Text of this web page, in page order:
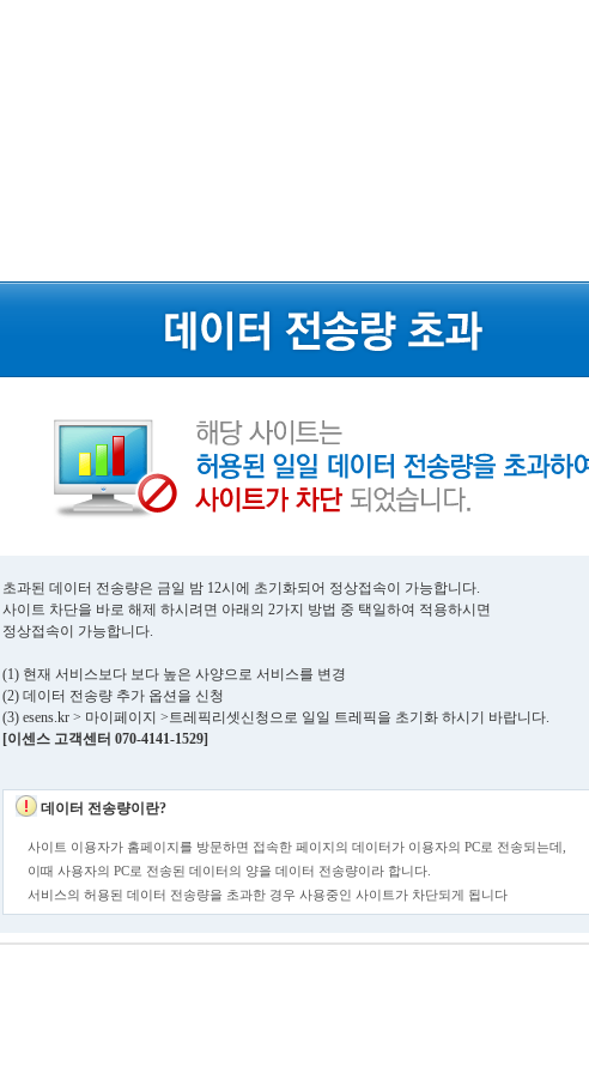
초과된 데이터 전송량은 금일 밤 12시에 초기화되어 정상접속이 가능합니다.
사이트 차단을 바로 해제 하시려면 아래의 2가지 방법 중 택일하여 적용하시면
정상접속이 가능합니다.
(1) 현재 서비스보다 보다 높은 사양으로 서비스를 변경
(2) 데이터 전송량 추가 옵션을 신청
(3) esens.kr > 마이페이지 >트레픽리셋신청으로 일일 트레픽을 초기화 하시기 바랍니다.
[이센스 고객센터 070-4141-1529]
데이터 전송량이란?
사이트 이용자가 홈페이지를 방문하면 접속한 페이지의 데이터가 이용자의 PC로 전송되는데,
이때 사용자의 PC로 전송된 데이터의 양을 데이터 전송량이라 합니다.
서비스의 허용된 데이터 전송량을 초과한 경우 사용중인 사이트가 차단되게 됩니다